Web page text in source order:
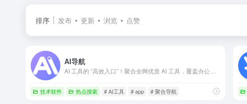
排序 发布 更新 浏览 点赞
AI导航
技术软件 热点搜索 # AI工具 # app # 聚合导航